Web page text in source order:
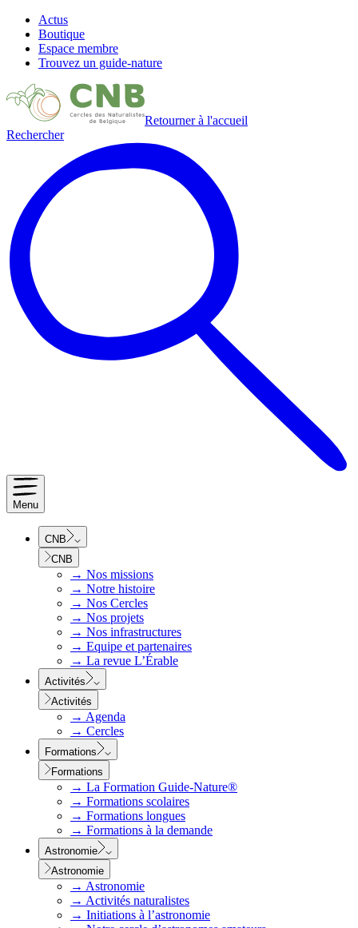
Actus
Boutique
Espace membre
Trouvez un guide-nature
Retourner à l'accueil
Rechercher
Menu
CNB
CNB
→ Nos missions
→ Notre histoire
→ Nos Cercles
→ Nos projets
→ Nos infrastructures
→ Equipe et partenaires
→ La revue L’Érable
Activités
Activités
→ Agenda
→ Cercles
Formations
Formations
→ La Formation Guide-Nature®
→ Formations scolaires
→ Formations longues
→ Formations à la demande
Astronomie
Astronomie
→ Astronomie
→ Activités naturalistes
→ Initiations à l’astronomie